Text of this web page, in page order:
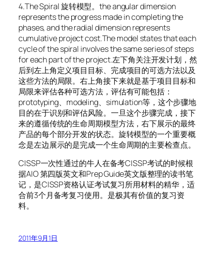
4.The Spiral 旋转模型。the angular dimension
represents the progress made in completing the
phases, and the radial dimension represents
cumulative project cost.The model states that each
cycle of the spiral involves the same series of steps
for each part of the project.左下角关注开发计划，然
后到左上角定义项目目标、完成项目的可选方法以及
这些方法的局限。右上角接下来就是基于项目目标和
局限来评估各种可选方法，评估有可能包括：
prototyping、modeling、simulation等，这个步骤地
目的在于识别和评估风险。一旦这个步骤完成，接下
来的遵循传统的生命周期模型方法，右下展示的最终
产品的每个部分开发的状态。旋转模型的一个重要概
念是左边展示的是完成一个生命周期的主要检查点。
CISSP一次性通过的牛人在备考CISSP考试的时候根
据AIO 第四版英文和Prep Guide英文版整理的读书笔
记，是CISSP资格认证考试复习所用材料的精华，适
合前3个月备考复习使用。是极其有价值的复习资
料。
2011年9月1日